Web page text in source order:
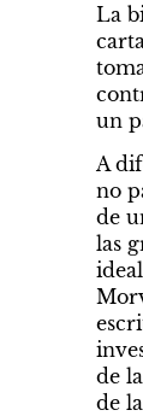
La
un
A
no
de
las
de
de